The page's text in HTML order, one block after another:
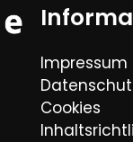
Impressum
Cookies